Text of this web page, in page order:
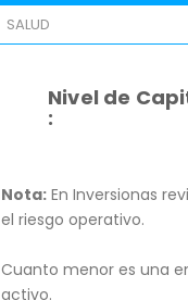
SALUD
Nivel de
:
Nota: En Inversionas
el riesgo operativo.
Cuanto menor es una
activo.